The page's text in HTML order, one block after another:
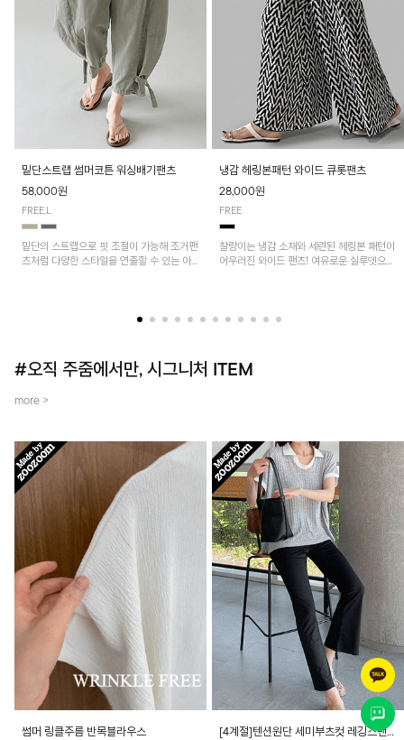
밑단스트랩 썸머코튼 워싱배기팬츠
58,000원
FREE,L
밑단의 스트랩으로 핏 조절이 가능해 조거팬
츠처럼 다양한 스타일을 연출할 수 있는 아
냉감 헤링본패턴 와이드 큐롯팬츠
28,000원
FREE
찰랑이는 냉감 소재와 세련된 헤링본 패턴이
어우러진 와이드 팬츠! 여유로운 실루엣으로
#오직 주줌에서만, 시그니처 ITEM
more >
썸머 링클주름 반목블라우스 [4계절]텐션원단 세미부츠컷 레깅스팬